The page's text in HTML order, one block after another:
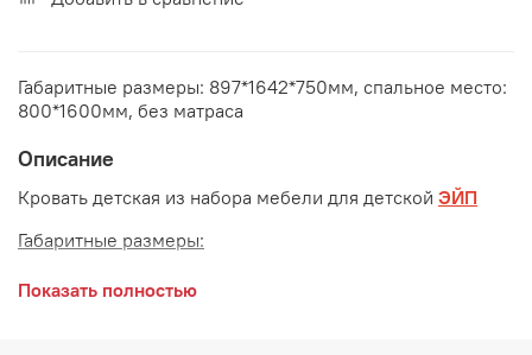
Габаритные размеры: 897*1642*750мм, спальное место:
800*1600мм, без матраса
Описание
Кровать детская из набора мебели для детской ЭЙП
Габаритные размеры:
длина 1642 мм
Показать полностью